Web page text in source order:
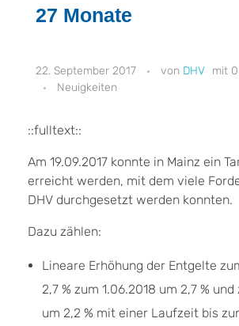
27 Monate
22. September 2017 DHV
Neuigkeiten
::fulltext::
Am 19.09.2017 konnte in Mainz ein
erreicht werden, mit dem viele
DHV durchgesetzt werden konnten.
Dazu zählen:
Lineare Erhöhung der Entgelte
2,7 % zum 1.06.2018 um 2,7 % und
um 2,2 % mit einer Laufzeit bis